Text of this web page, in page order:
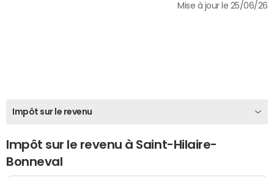
Mise à jour le 25/06/26
Impôt sur le revenu
Impôt sur le revenu à Saint-Hilaire-
Bonneval